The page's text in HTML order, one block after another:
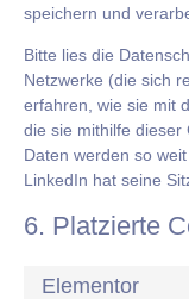
speichern und
Bitte lies die
Netzwerke (die sich
erfahren, wie sie mit
die sie mithilfe dieser
Daten werden so
LinkedIn hat seine
6. Platzierte
Elementor